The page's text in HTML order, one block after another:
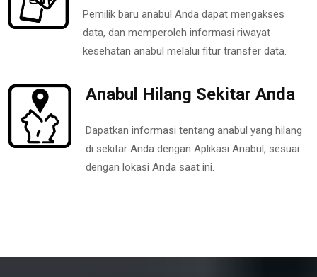
Pemilik baru anabul Anda dapat mengakses
data, dan memperoleh informasi riwayat
kesehatan anabul melalui fitur transfer data.
Anabul Hilang Sekitar Anda
Dapatkan informasi tentang anabul yang hilang
di sekitar Anda dengan Aplikasi Anabul, sesuai
dengan lokasi Anda saat ini.